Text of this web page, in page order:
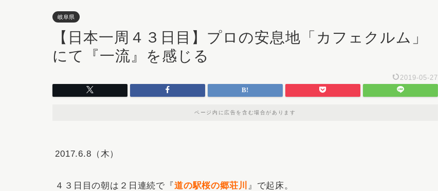
岐阜県
【日本一周４３日目】プロの安息地「カフェクルム」
にて『一流』を感じる
2019-05-27
ページ内に広告を含む場合があります
2017.6.8（木）
４３日目の朝は２日連続で『道の駅桜の郷荘川
』で起床。